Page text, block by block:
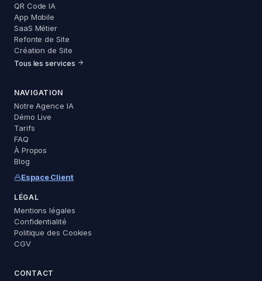
QR Code IA
App Mobile
SaaS Métier
Refonte de Site
Création de Site
Tous les services
NAVIGATION
Notre Agence IA
Démo Live
Tarifs
FAQ
À Propos
Blog
Espace Client
LÉGAL
Mentions légales
Confidentialité
Politique des Cookies
CGV
CONTACT